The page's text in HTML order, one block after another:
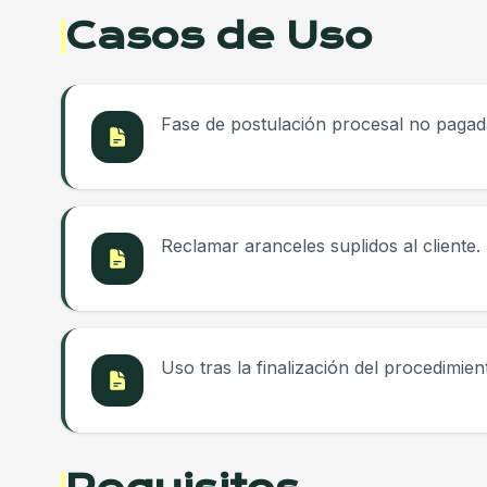
Casos de Uso
Fase de postulación procesal no
Reclamar aranceles suplidos al cliente.
Uso tras la finalización del